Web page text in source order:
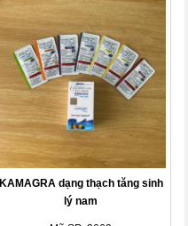
KAMAGRA dạng thạch tăng sinh
lý nam